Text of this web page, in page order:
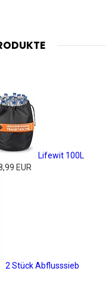
Lifewit 100L
EUR
2 Stück Abflusssieb